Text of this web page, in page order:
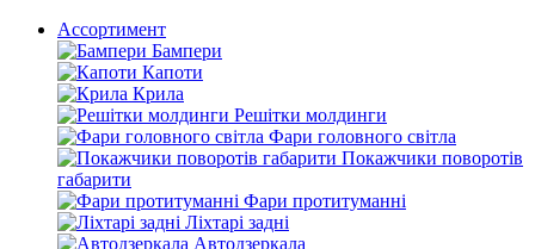
Ассортимент
Бампери
Капоти
Крила
Решітки молдинги
Фари головного світла
Покажчики поворотів
габарити
Фари протитуманні
Ліхтарі задні
Автодзеркала